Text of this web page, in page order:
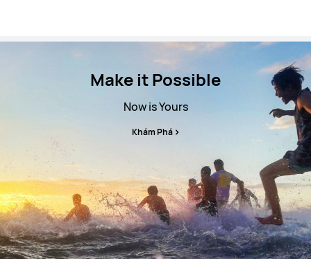
Make it Possible
Now is Yours
Khám Phá